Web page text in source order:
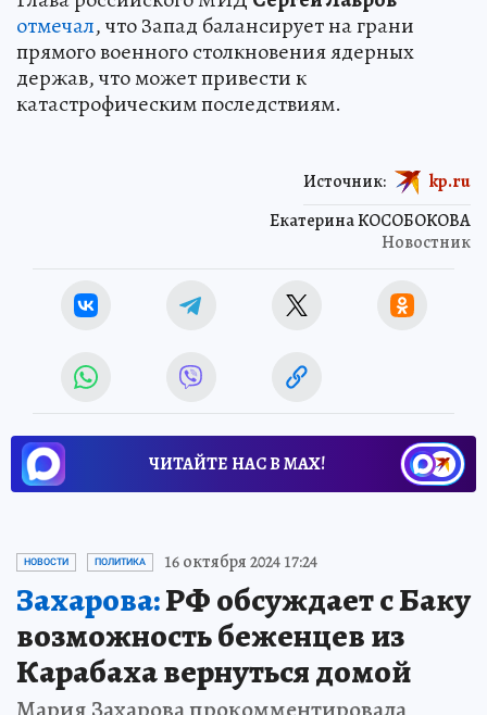
отмечал, что Запад балансирует на грани
прямого военного столкновения ядерных
держав, что может привести к
катастрофическим последствиям.
Екатерина КОСОБОКОВА
Новостник
Источник: kp.ru
ЧИТАЙТЕ НАС В МАХ!
НОВОСТИ ПОЛИТИКА 16 октября 2024 17:24
Захарова:РФ обсуждает с Баку
возможность беженцев из
Карабаха вернуться домой